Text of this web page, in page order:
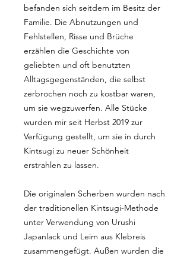
befanden sich seitdem im Besitz der
Familie. Die Abnutzungen und
Fehlstellen, Risse und Brüche
erzählen die Geschichte von
geliebten und oft benutzten
Alltagsgegenständen, die selbst
zerbrochen noch zu kostbar waren,
um sie wegzuwerfen. Alle Stücke
wurden mir seit Herbst 2019 zur
Verfügung gestellt, um sie in durch
Kintsugi zu neuer Schönheit
erstrahlen zu lassen.
Die originalen Scherben wurden nach
der traditionellen Kintsugi-Methode
unter Verwendung von Urushi
Japanlack und Leim aus Klebreis
zusammengefügt. Außen wurden die